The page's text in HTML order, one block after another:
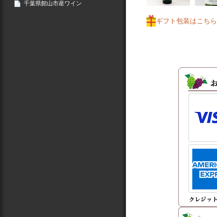
千葉県館山市産ワイン
ギフト包装はこち